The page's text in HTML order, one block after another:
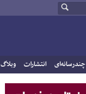
چندرسانه‌ای انتشارات وبلاگ